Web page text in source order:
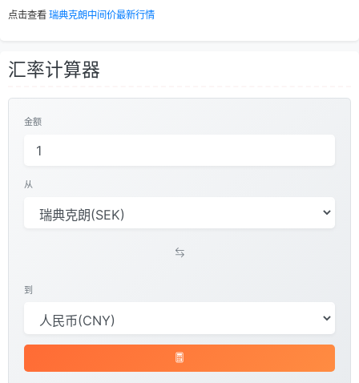
点击查看 瑞典克朗中间价最新行情
汇率计算器
金额
从
到